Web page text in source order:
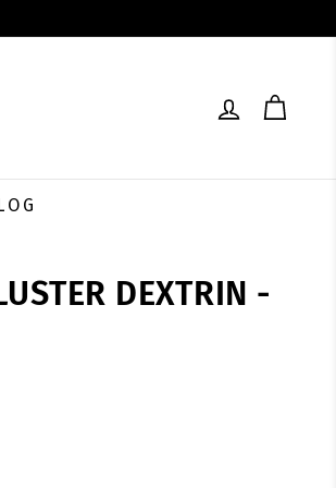
DEXTRIN -